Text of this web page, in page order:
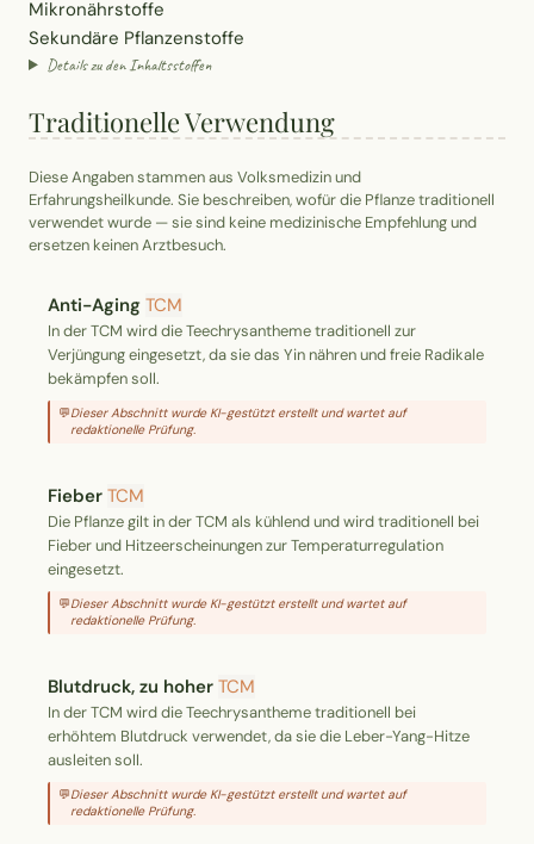
Mikronährstoffe
Sekundäre Pflanzenstoffe
Details zu den Inhaltsstoffen
Traditionelle Verwendung
Diese Angaben stammen aus Volksmedizin und
Erfahrungsheilkunde. Sie beschreiben, wofür die Pflanze traditionell
verwendet wurde — sie sind keine medizinische Empfehlung und
ersetzen keinen Arztbesuch.
Anti-Aging TCM
In der TCM wird die Teechrysantheme traditionell zur
Verjüngung eingesetzt, da sie das Yin nähren und freie Radikale
bekämpfen soll.
💬Dieser Abschnitt wurde KI-gestützt erstellt und wartet auf
redaktionelle Prüfung.
Fieber TCM
Die Pflanze gilt in der TCM als kühlend und wird traditionell bei
Fieber und Hitzeerscheinungen zur Temperaturregulation
eingesetzt.
💬Dieser Abschnitt wurde KI-gestützt erstellt und wartet auf
redaktionelle Prüfung.
Blutdruck, zu hoher TCM
In der TCM wird die Teechrysantheme traditionell bei
erhöhtem Blutdruck verwendet, da sie die Leber-Yang-Hitze
ausleiten soll.
💬Dieser Abschnitt wurde KI-gestützt erstellt und wartet auf
redaktionelle Prüfung.